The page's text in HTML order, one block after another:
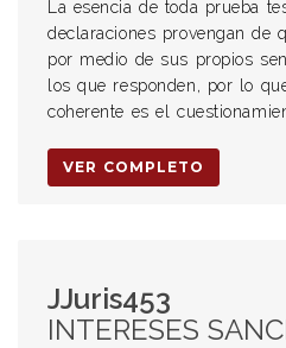
La esencia de toda prueba
declaraciones provengan de
por medio de sus propios
los que responden, por lo
coherente es el
VER COMPLETO
JJuris453
INTERESES SANCIONATORIOS. Configuración